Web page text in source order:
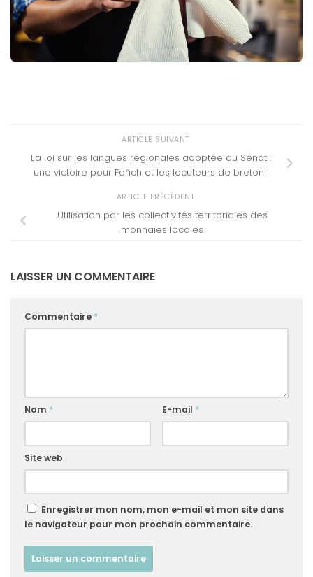
ARTICLE SUIVANT
La loi sur les langues régionales adoptée au Sénat :
une victoire pour Fañch et les locuteurs de breton !
ARTICLE PRÉCÉDENT
Utilisation par les collectivités territoriales des
monnaies locales
LAISSER UN COMMENTAIRE
Commentaire *
Nom * E-mail *
Site web
Enregistrer mon nom, mon e-mail et mon site dans
le navigateur pour mon prochain commentaire.